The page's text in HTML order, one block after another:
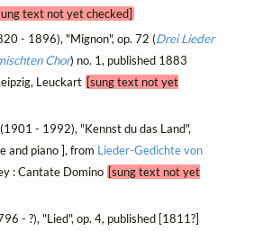
text not yet checked]
- 1896), "Mignon", op. 72 (Drei Lieder
Chor) no. 1, published 1883
Leuckart [sung text not yet
(1901 - 1992), "Kennst du das Land",
and piano ], from Lieder-Gedichte von
: Cantate Domino [sung text not yet
- ?), "Lied", op. 4, published [1811?]